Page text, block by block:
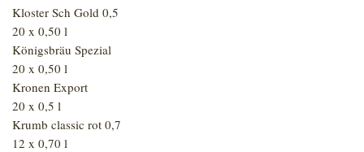
Kloster Sch Gold 0,5
20 x 0,50 l
Königsbräu Spezial
20 x 0,50 l
Kronen Export
20 x 0,5 l
Krumb classic rot 0,7
12 x 0,70 l